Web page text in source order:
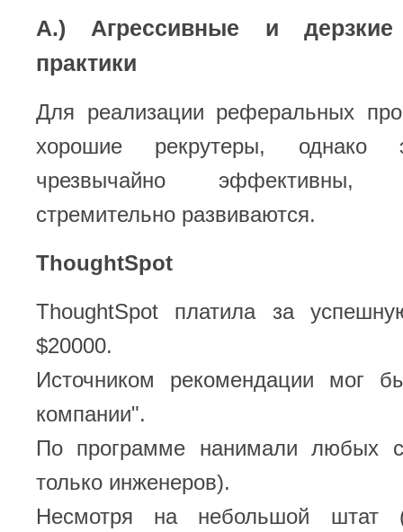
А.) Агрессивные и дерзкие
практики
Для реализации реферальных
хорошие рекрутеры, однако
чрезвычайно
стремительно развиваются.
ThoughtSpot
ThoughtSpot платила за
$20000.
Источником рекомендации мог
компании".
По программе нанимали любых
только инженеров).
Несмотря на небольшой штат